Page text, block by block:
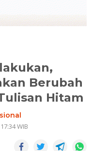
Berubah
Hitam
WIB